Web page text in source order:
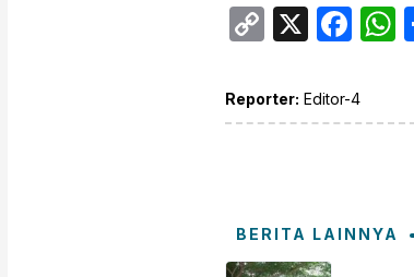
Copy
X
Reporter: Editor-4
BERITA LAINNYA